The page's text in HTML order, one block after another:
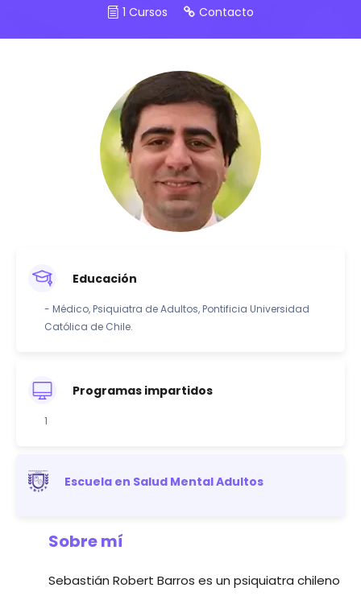
1 Cursos Contacto
Educación
- Médico, Psiquiatra de Adultos, Pontificia Universidad
Católica de Chile.
Programas impartidos
1
Escuela en Salud Mental Adultos
Sobre mí
Sebastián Robert Barros es un psiquiatra chileno